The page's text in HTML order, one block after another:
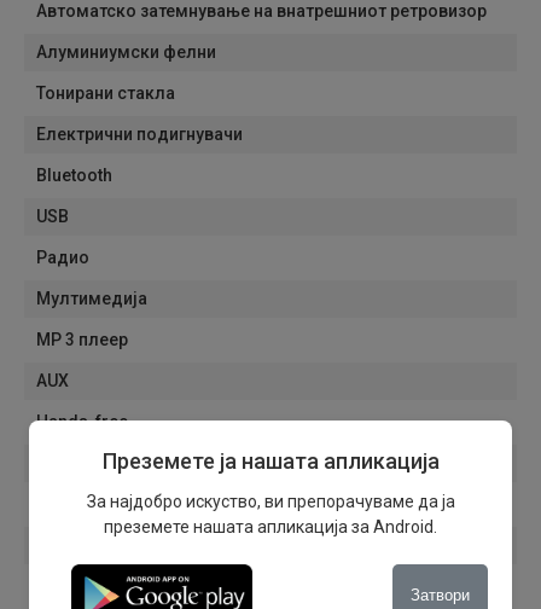
Автоматско затемнување на внатрешниот ретровизор
Алуминиумски фелни
Тонирани стакла
Електрични подигнувачи
Bluetooth
USB
Радио
Мултимедија
MP 3 плеер
AUX
Hands-free
Гласовни команди
ISOFIX систем
Приклучок од 12V
Преземете ја нашата апликација
За најдобро искуство, ви препорачуваме да ја
преземете нашата апликација за Android.
Затвори